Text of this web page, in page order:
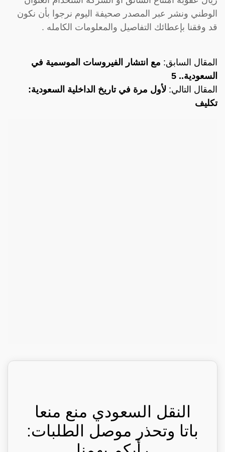
الوطني ونشر عبر المصدر صحيفة اليوم نرجوا بأن نكون
قد وفقنا بإعطائك التفاصيل والمعلومات الكامله .
المقال السابق: مع انتشار الفيروسات الموسمية في
السعودية.. 5
المقال التالي: لأول مرة في تاريخ الداخلية السعودية:
تكليف
النقل السعودي منع منعا
باتا وتحذر موصل الطلبات: